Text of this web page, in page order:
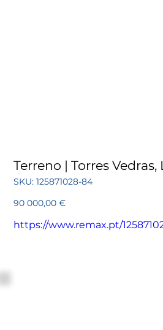
Terreno | Torres Vedras,
SKU: SKU
125871028-
125871028-84
Preço
90 000,00 €
https://www.remax.pt/